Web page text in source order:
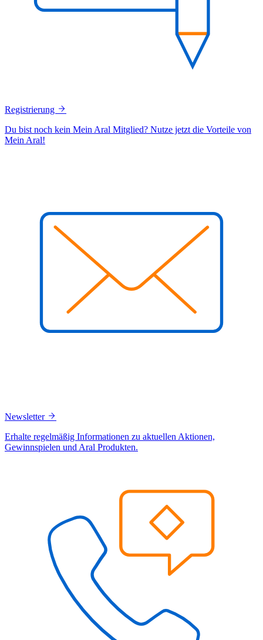
Registrierung
Du bist noch kein Mein Aral Mitglied? Nutze jetzt die Vorteile von
Mein Aral!
Newsletter
Erhalte regelmäßig Informationen zu aktuellen Aktionen,
Gewinnspielen und Aral Produkten.